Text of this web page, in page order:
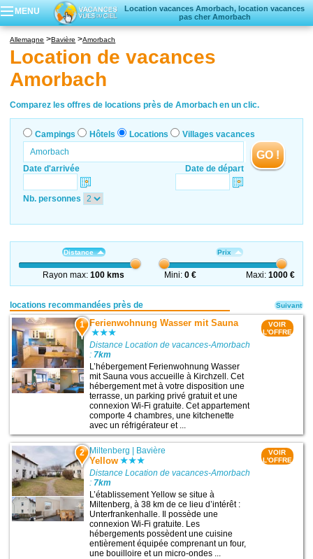
MENU
Location vacances Amorbach, location vacances
pas cher Amorbach
Locations vacances
Allemagne Bavière Amorbach
Location de vacances
Amorbach
Comparez les offres de locations près de Amorbach en un clic.
Campings Hôtels Locations Villages vacances
Date d'arrivée Date de départ
GO !
Nb. personnes
Distance
Rayon max:100 kms
Prix
Mini:0 € Maxi: 1000 €
locations recommandées près de
1 Ferienwohnung Wasser mit Sauna
Distance Location de vacances-Amorbach
: 7km
L’hébergement Ferienwohnung Wasser
mit Sauna vous accueille à Kirchzell. Cet
hébergement met à votre disposition une
terrasse, un parking privé gratuit et une
connexion Wi-Fi gratuite. Cet appartement
comporte 4 chambres, une kitchenette
avec un réfrigérateur et ...
VOIR
L'OFFRE
2 Miltenberg Bavière
Yellow
Distance Location de vacances-Amorbach
: 7km
L’établissement Yellow se situe à
Miltenberg, à 38 km de ce lieu d’intérêt :
Unterfrankenhalle. Il possède une
connexion Wi-Fi gratuite. Les
hébergements possèdent une cuisine
entièrement équipée comprenant un four,
une bouilloire et un micro-ondes ...
VOIR
L'OFFRE
Suivant